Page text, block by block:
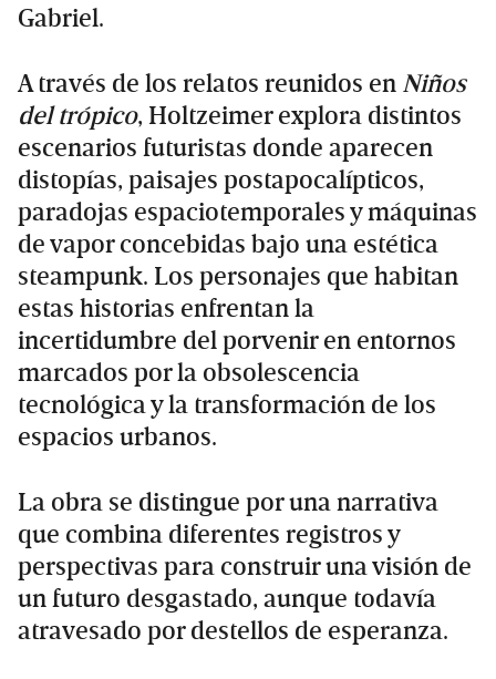
Gabriel.
A través de los relatos reunidos en Niños
del trópico, Holtzeimer explora distintos
escenarios futuristas donde aparecen
distopías, paisajes postapocalípticos,
paradojas espaciotemporales y máquinas
de vapor concebidas bajo una estética
steampunk. Los personajes que habitan
estas historias enfrentan la
incertidumbre del porvenir en entornos
marcados por la obsolescencia
tecnológica y la transformación de los
espacios urbanos.
La obra se distingue por una narrativa
que combina diferentes registros y
perspectivas para construir una visión de
un futuro desgastado, aunque todavía
atravesado por destellos de esperanza.